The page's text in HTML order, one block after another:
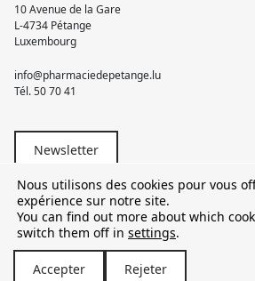
10 Avenue de la Gare
L-4734 Pétange
Luxembourg
info@pharmaciedepetange.lu
Tél.50 70 41
Newsletter
© 2026 Pharmacie
Nous utilisons des cookies pour vous
expérience sur notre site.
You can find out more about which
switch them off in settings.
Accepter Rejeter